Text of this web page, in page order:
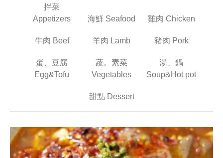
拌菜
Appetizers
海鮮 Seafood 雞肉 Chicken
牛肉 Beef 羊肉 Lamb 豬肉 Pork
蛋、豆腐
Egg&Tofu
蔬。素菜
Vegetables
湯、鍋
Soup&Hot pot
甜點 Dessert